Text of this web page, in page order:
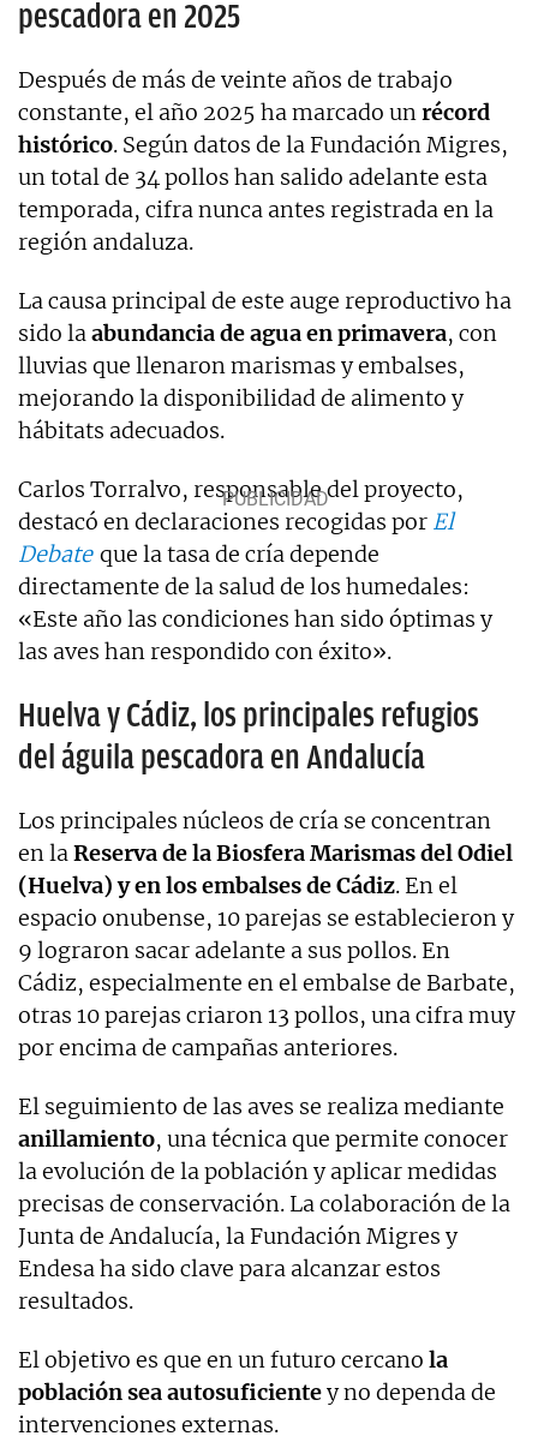
pescadora en 2025
Después de más de veinte años de trabajo
constante, el año 2025 ha marcado unrécord
histórico. Según datos de la Fundación Migres,
un total de 34 pollos han salido adelante esta
temporada, cifra nunca antes registrada en la
región andaluza.
La causa principal de este auge reproductivo ha
sido laabundancia de agua en primavera, con
lluvias que llenaron marismas y embalses,
mejorando la disponibilidad de alimento y
hábitats adecuados.
Carlos Torralvo, responsable del proyecto,
destacó en declaraciones recogidas por El
Debate que la tasa de cría depende
directamente de la salud de los humedales:
«Este año las condiciones han sido óptimas y
las aves han respondido con éxito».
Huelva y Cádiz, los principales refugios
del águila pescadora en Andalucía
Los principales núcleos de cría se concentran
en laReserva de la Biosfera Marismas del Odiel
(Huelva) y en los embalses de Cádiz. En el
espacio onubense, 10 parejas se establecieron y
9 lograron sacar adelante a sus pollos. En
Cádiz, especialmente en el embalse de Barbate,
otras 10 parejas criaron 13 pollos, una cifra muy
por encima de campañas anteriores.
El seguimiento de las aves se realiza mediante
anillamiento, una técnica que permite conocer
la evolución de la población y aplicar medidas
precisas de conservación. La colaboración de la
Junta de Andalucía, la Fundación Migres y
Endesa ha sido clave para alcanzar estos
resultados.
El objetivo es que en un futuro cercano la
población sea autosuficientey no dependa de
intervenciones externas.